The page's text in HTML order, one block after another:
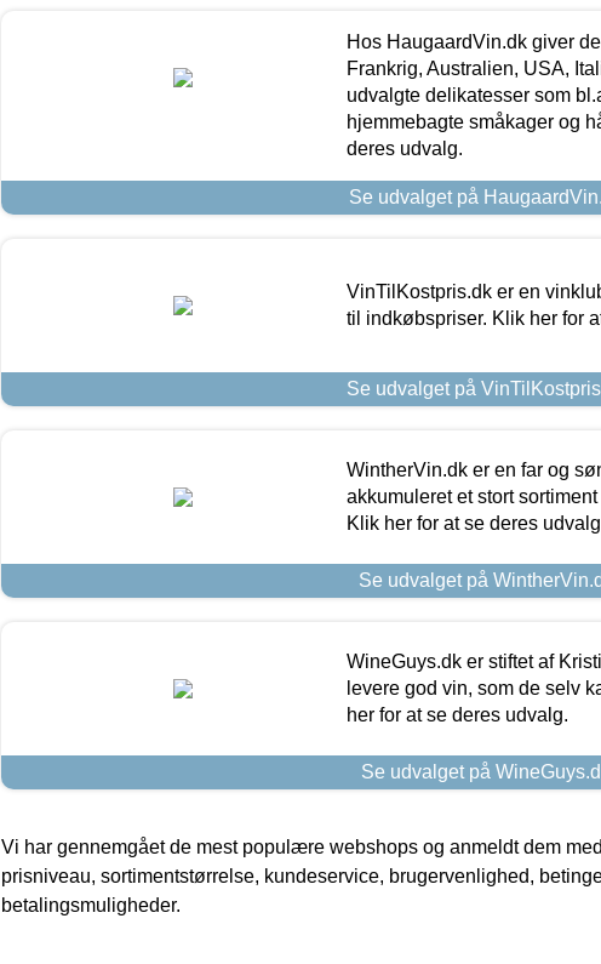
Hos HaugaardVin.dk giver
Frankrig, Australien, USA,
udvalgte delikatesser som
hjemmebagte småkager og
deres udvalg.
Se udvalget på
VinTilKostpris.dk er en
til indkøbspriser. Klik her for
Se udvalget på
WintherVin.dk er en far og
akkumuleret et stort
Klik her for at se deres
Se udvalget på
WineGuys.dk er stiftet af
levere god vin, som de selv
her for at se deres udvalg.
Se udvalget på
Vi har gennemgået de mest populære webshops og anmeldt dem
prisniveau, sortimentstørrelse, kundeservice, brugervenlighed,
betalingsmuligheder.